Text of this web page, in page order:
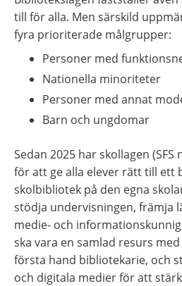
till för alla. Men särskild
fyra prioriterade målgrupper:
Personer med
Nationella minoriteter
Personer med annat
Barn och ungdomar
Sedan 2025 har skollagen (SFS
för att ge alla elever rätt till ett
skolbibliotek på den egna
stödja undervisningen, främja
medie- och
ska vara en samlad resurs
första hand bibliotekarie, och
och digitala medier för att